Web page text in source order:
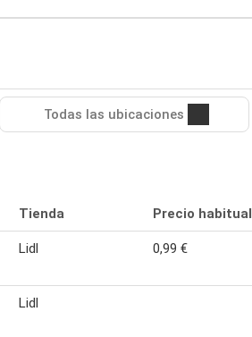
Todas las ubicaciones
Tienda Precio habitual
Lidl 0,99 €
Lidl